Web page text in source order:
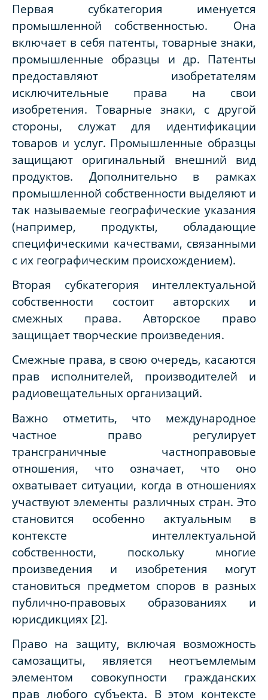
Первая субкатегория именуется
промышленной собственностью. Она
включает в себя патенты, товарные знаки,
промышленные образцы и др. Патенты
предоставляют изобретателям
исключительные права на свои
изобретения. Товарные знаки, с другой
стороны, служат для идентификации
товаров и услуг. Промышленные образцы
защищают оригинальный внешний вид
продуктов. Дополнительно в рамках
промышленной собственности выделяют и
так называемые географические указания
(например, продукты, обладающие
специфическими качествами, связанными
с их географическим происхождением).
Вторая субкатегория интеллектуальной
собственности состоит авторских и
смежных права. Авторское право
защищает творческие произведения.
Смежные права, в свою очередь, касаются
прав исполнителей, производителей и
радиовещательных организаций.
Важно отметить, что международное
частное право регулирует
трансграничные частноправовые
отношения, что означает, что оно
охватывает ситуации, когда в отношениях
участвуют элементы различных стран. Это
становится особенно актуальным в
контексте интеллектуальной
собственности, поскольку многие
произведения и изобретения могут
становиться предметом споров в разных
публично-правовых образованиях и
юрисдикциях [2].
Право на защиту, включая возможность
самозащиты, является неотъемлемым
элементом совокупности гражданских
прав любого субъекта. В этом контексте